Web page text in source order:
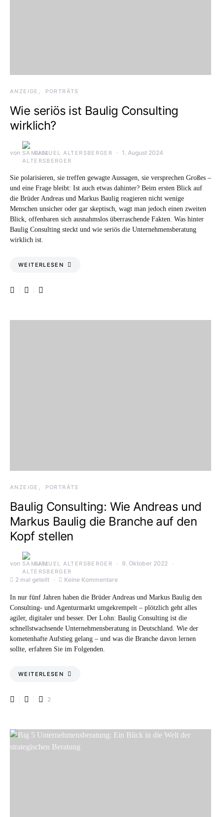
ANZEIGE PORTRÄTS
Wie seriös ist Baulig Consulting
wirklich?
von SAMUEL ALTERSBERGER 1. August 2024
Sie polarisieren, sie treffen gewagte Aussagen, sie versprechen Großes –
und eine Frage bleibt: Ist auch etwas dahinter? Beim ersten Blick auf
die Brüder Andreas und Markus Baulig reagieren nicht wenige
Menschen unsicher oder gar skeptisch, wagt man jedoch einen zweiten
Blick, offenbaren sich ausnahmslos überraschende Fakten. Was hinter
Baulig Consulting steckt und wie seriös die Unternehmensberatung
wirklich ist.
WEITERLESEN
ANZEIGE PORTRÄTS
Baulig Consulting: Wie Andreas und
Markus Baulig die Branche auf den
Kopf stellen
von SAMUEL ALTERSBERGER 9. Oktober 2022
2 mal geteilt Keine Kommentare
In nur fünf Jahren haben die Brüder Andreas und Markus Baulig den
Consulting- und Agenturmarkt umgekrempelt – plötzlich geht alles
agiler, digitaler und besser. Der Lohn: Baulig Consulting ist die
schnellstwachsende Unternehmensberatung in Deutschland. Wie der
kometenhafte Aufstieg gelang – und was die Branche davon lernen
sollte, erfahren Sie im Folgenden.
WEITERLESEN
2